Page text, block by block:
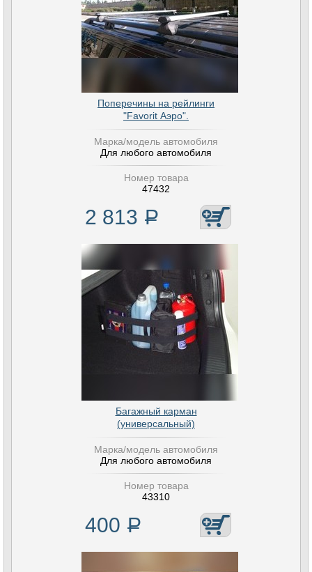
Поперечины на рейлинги
"Favorit Аэро".
Марка/модель автомобиля
Для любого автомобиля
Номер товара
47432
2 813 Р
Багажный карман
(универсальный)
Марка/модель автомобиля
Для любого автомобиля
Номер товара
43310
400 Р